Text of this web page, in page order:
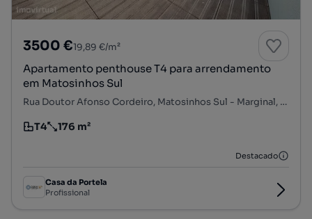
3500 €19,89 €/m²
Apartamento penthouse T4 para arrendamento
em Matosinhos Sul
Rua Doutor Afonso Cordeiro, Matosinhos Sul - Marginal, Matosinhos e Leça da Palmeira, Matosinhos, Porto
Tipologia
T4
Preço por metro quadrado
176 m²
Destacado
Casa da Portela
Profissional